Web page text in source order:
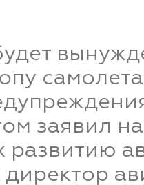
заявил
директор